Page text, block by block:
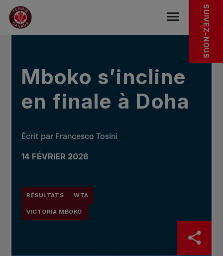
Sauter au menu principal
Sauter au contenu principal
Sauter au pied de page
DANS LES NOUVELLES SUIVEZ-NOUS
Mboko s’incline
en finale à Doha
Écrit par Francesco Tosini
14 FÉVRIER 2026
RÉSULTATS WTA
VICTORIA MBOKO